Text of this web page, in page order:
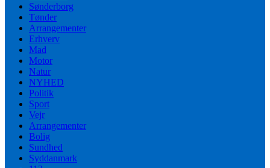
Sønderborg
Tønder
Arrangementer
Erhverv
Mad
Motor
Natur
NYHED
Politik
Sport
Vejr
Arrangementer
Bolig
Sundhed
Syddanmark